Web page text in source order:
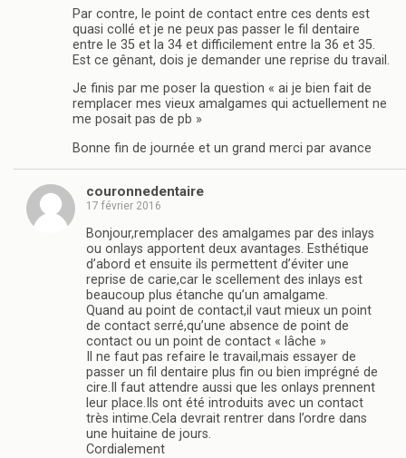
Par contre, le point de contact entre ces dents est
quasi collé et je ne peux pas passer le fil dentaire
entre le 35 et la 34 et difficilement entre la 36 et 35.
Est ce gênant, dois je demander une reprise du travail.
Je finis par me poser la question « ai je bien fait de
remplacer mes vieux amalgames qui actuellement ne
me posait pas de pb »
Bonne fin de journée et un grand merci par avance
couronnedentaire
17 février 2016
Bonjour,remplacer des amalgames par des inlays
ou onlays apportent deux avantages. Esthétique
d’abord et ensuite ils permettent d’éviter une
reprise de carie,car le scellement des inlays est
beaucoup plus étanche qu’un amalgame.
Quand au point de contact,il vaut mieux un point
de contact serré,qu’une absence de point de
contact ou un point de contact « lâche »
Il ne faut pas refaire le travail,mais essayer de
passer un fil dentaire plus fin ou bien imprégné de
cire.Il faut attendre aussi que les onlays prennent
leur place.Ils ont été introduits avec un contact
très intime.Cela devrait rentrer dans l’ordre dans
une huitaine de jours.
Cordialement